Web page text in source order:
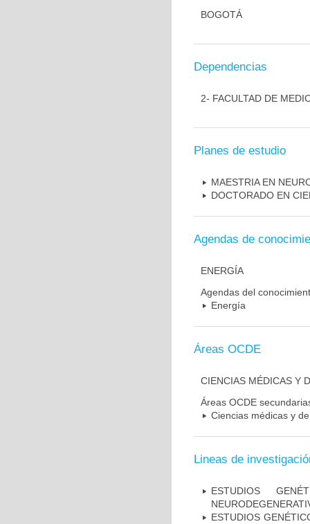
BOGOTÁ
Dependencias
2- FACULTAD DE
Planes de estudio
MAESTRIA EN
DOCTORADO EN
Agendas de
ENERGÍA
Agendas del
Energía
Áreas OCDE
CIENCIAS MÉDICAS Y
Áreas OCDE
Ciencias médicas y
Lineas de
ESTUDIOS
ESTUDIOS